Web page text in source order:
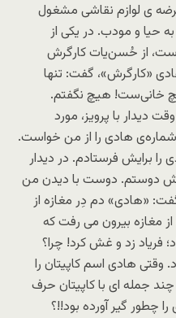
ی لوازم نقاشی مشغول
حیا و مودب. در یکی از
از حُسن‌یات کارگرش
«کارگرش»، گفت: تنها
خانی‌ست! هیچ نگفتم.
دیدار با پرویز، مورد
شماره‌ی هادی را از من خواست.
برایش فرستادم. در دیدار
دوستم. دوست با دیدن من
«هادی» دم دِر مغازه از
مغازه بیرون می رفت که
فریاد زد و غش کرد! چرا؟
هادی اسم کاپیتان را
جمله ای با کاپیتان حرف
چطور گیر آورده بود!!؟